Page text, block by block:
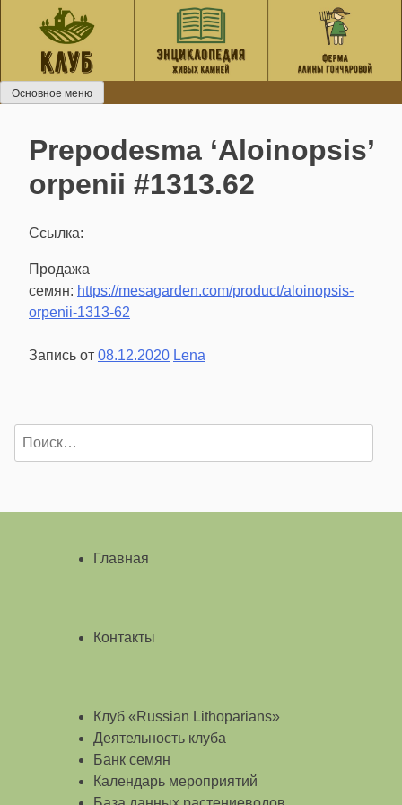
содержанию
Основное меню
Prepodesma ‘Aloinopsis’
orpenii #1313.62
Ссылка:
Продажа
семян: https://mesagarden.com/product/aloinopsis-
orpenii-1313-62
Запись от 08.12.2020 Lena
Найти:
Главная
Контакты
Клуб «Russian Lithoparians»
Деятельность клуба
Банк семян
Календарь мероприятий